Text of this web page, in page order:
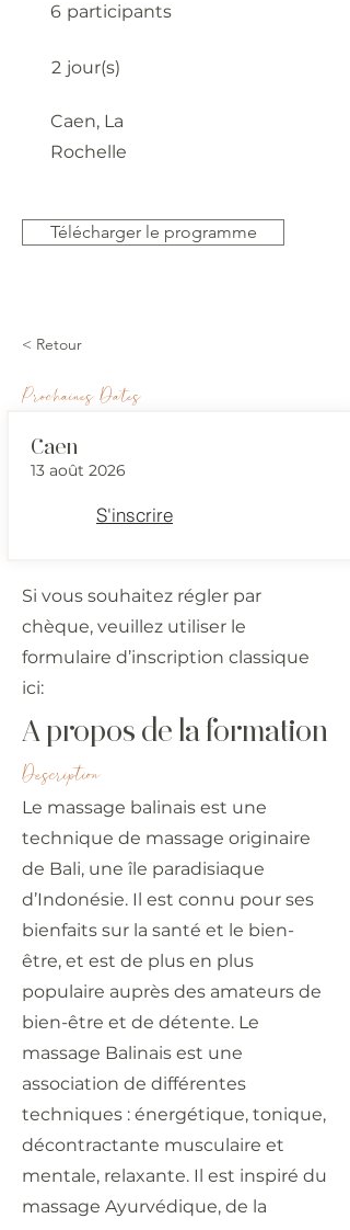
6 participants
2 jour(s)
Caen, La
Rochelle
Télécharger le programme
< Retour
Prochaines Dates
Caen
13 août 2026
S'inscrire
Si vous souhaitez régler par
chèque, veuillez utiliser le
formulaire d’inscription classique
ici:
A propos de la formation
Description
Le massage balinais est une
technique de massage originaire
de Bali, une île paradisiaque
d’Indonésie. Il est connu pour ses
bienfaits sur la santé et le bien-
être, et est de plus en plus
populaire auprès des amateurs de
bien-être et de détente. Le
massage Balinais est une
association de différentes
techniques : énergétique, tonique,
décontractante musculaire et
mentale, relaxante. Il est inspiré du
massage Ayurvédique, de la